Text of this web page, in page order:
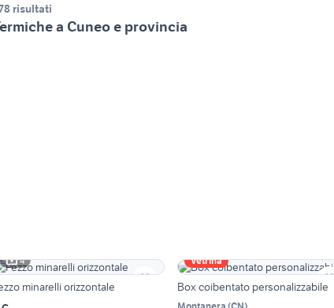
risultati
a Cuneo e provincia
4
minarelli orizzontale
Vetrina
Box coibentato personalizzabile